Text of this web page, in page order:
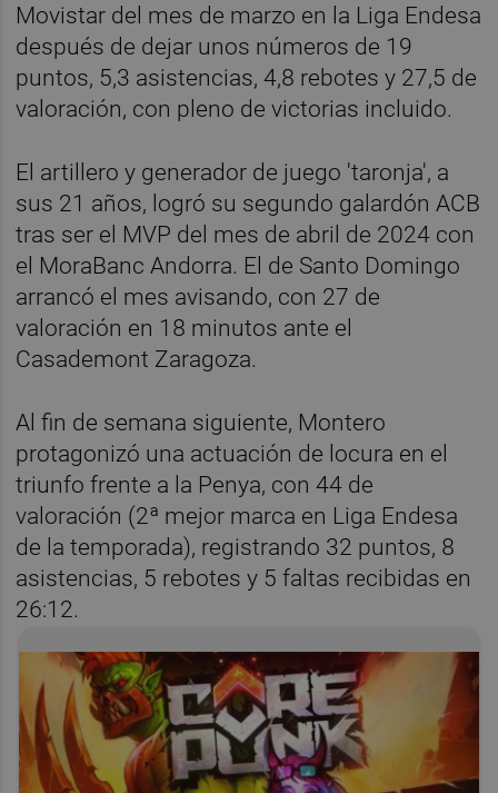
Movistar del mes de marzo en la Liga Endesa
después de dejar unos números de 19
puntos, 5,3 asistencias, 4,8 rebotes y 27,5 de
valoración, con pleno de victorias incluido.
El artillero y generador de juego 'taronja', a
sus 21 años, logró su segundo galardón ACB
tras ser el MVP del mes de abril de 2024 con
el MoraBanc Andorra. El de Santo Domingo
arrancó el mes avisando, con 27 de
valoración en 18 minutos ante el
Casademont Zaragoza.
Al fin de semana siguiente, Montero
protagonizó una actuación de locura en el
triunfo frente a la Penya, con 44 de
valoración (2ª mejor marca en Liga Endesa
de la temporada), registrando 32 puntos, 8
asistencias, 5 rebotes y 5 faltas recibidas en
26:12.